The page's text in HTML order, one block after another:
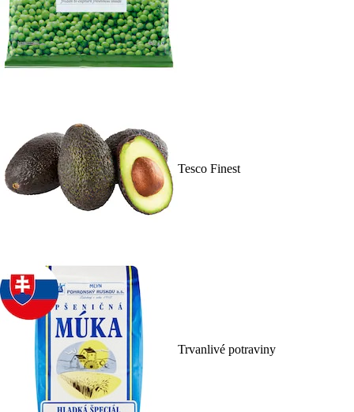
Tesco Finest
Trvanlivé potraviny